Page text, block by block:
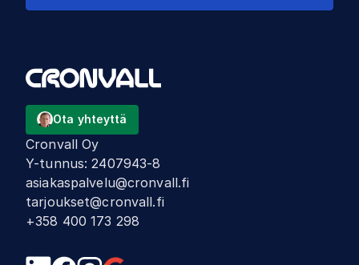
Ota yhteyttä
Cronvall Oy
Y-tunnus:2407943-8
asiakaspalvelu@cronvall.fi
tarjoukset@cronvall.fi
+358 400 173 298